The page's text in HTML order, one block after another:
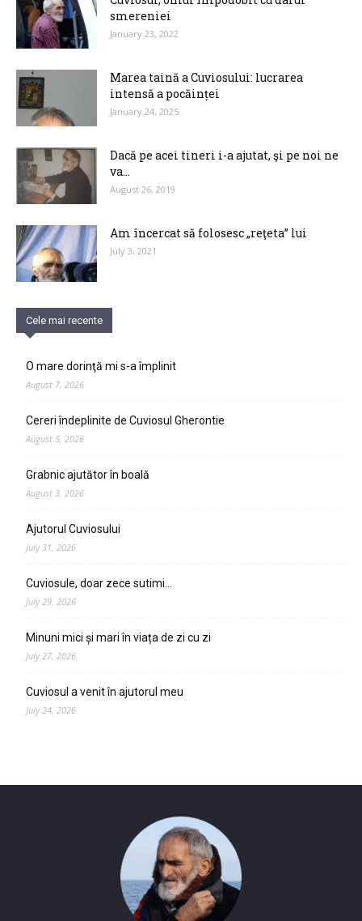
smereniei
January 23, 2022
Marea taină a Cuviosului: lucrarea
intensă a pocăinței
January 24, 2025
Dacă pe acei tineri i-a ajutat, şi pe noi ne
va...
August 26, 2019
Am încercat să folosesc „reţeta” lui
July 3, 2021
Cele mai recente
O mare dorinţă mi s-a împlinit
August 7, 2026
Cereri îndeplinite de Cuviosul Gherontie
August 5, 2026
Grabnic ajutător în boală
August 3, 2026
Ajutorul Cuviosului
July 31, 2026
Cuviosule, doar zece sutimi…
July 29, 2026
Minuni mici și mari în viața de zi cu zi
July 27, 2026
Cuviosul a venit în ajutorul meu
July 24, 2026